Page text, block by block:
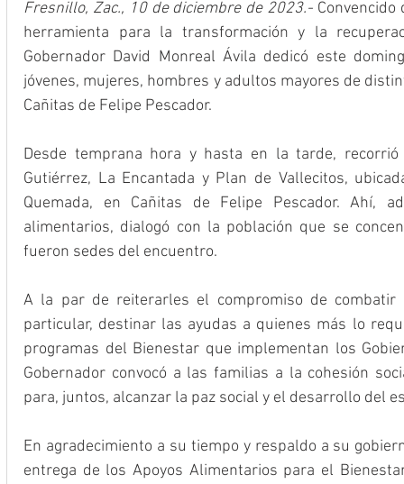
Fresnillo, Zac., 10 de diciembre de 2023.-
herramienta para la transformación y la
Gobernador David Monreal Ávila dedicó este
jóvenes, mujeres, hombres y adultos mayores de
Cañitas de Felipe Pescador.
Desde temprana hora y hasta en la tarde,
Gutiérrez, La Encantada y Plan de Vallecitos,
Quemada, en Cañitas de Felipe Pescador. Ahí,
alimentarios, dialogó con la población que se
fueron sedes del encuentro.
A la par de reiterarles el compromiso de combatir
particular, destinar las ayudas a quienes más lo
programas del Bienestar que implementan los
Gobernador convocó a las familias a la cohesión
para, juntos, alcanzar la paz social y el desarrollo del
En agradecimiento a su tiempo y respaldo a su
entrega de los Apoyos Alimentarios para el